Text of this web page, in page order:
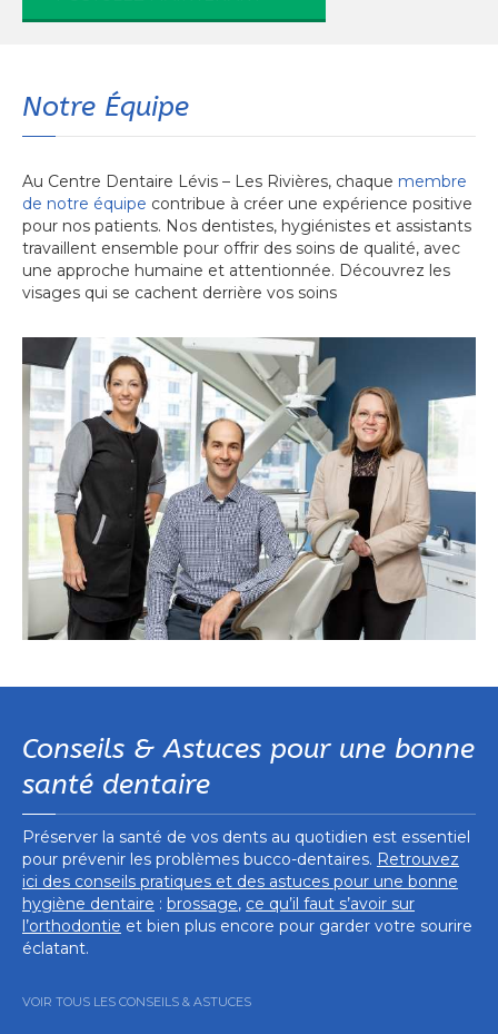
Notre Équipe
Au Centre Dentaire Lévis – Les Rivières, chaque membre
de notre équipe contribue à créer une expérience positive
pour nos patients. Nos dentistes, hygiénistes et assistants
travaillent ensemble pour offrir des soins de qualité, avec
une approche humaine et attentionnée. Découvrez les
visages qui se cachent derrière vos soins
Conseils & Astuces pour une bonne
santé dentaire
Préserver la santé de vos dents au quotidien est essentiel
pour prévenir les problèmes bucco-dentaires. Retrouvez
ici des conseils pratiques et des astuces pour une bonne
hygiène dentaire : brossage, ce qu’il faut s’avoir sur
l’orthodontie et bien plus encore pour garder votre sourire
éclatant.
VOIR TOUS LES CONSEILS & ASTUCES